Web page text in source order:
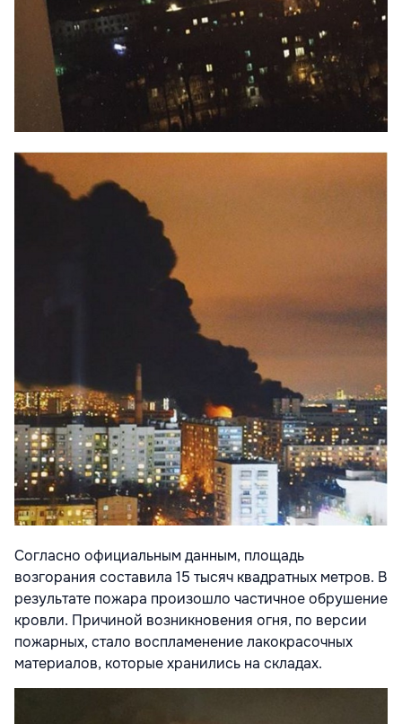
Согласно официальным данным, площадь
возгорания составила 15 тысяч квадратных метров. В
результате пожара произошло частичное обрушение
кровли. Причиной возникновения огня, по версии
пожарных, стало воспламенение лакокрасочных
материалов, которые хранились на складах.